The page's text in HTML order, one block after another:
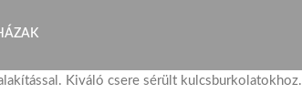
Kiváló csere sérült kulcsburkolatokhoz.